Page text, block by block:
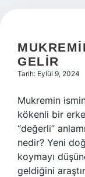
GELIR
Tarih: Eylül 9, 2024
Mukremin
kökenli bir
“değerli”
nedir? Yeni
koymayı
geldiğini